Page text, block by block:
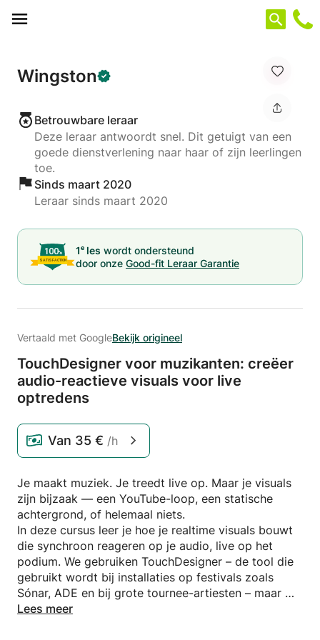
Wingston
Betrouwbare leraar
Deze leraar antwoordt snel. Dit getuigt van een
goede dienstverlening naar haar of zijn leerlingen
toe.
Sinds maart 2020
Leraar sinds maart 2020
1e les wordt ondersteund
door onze Good-fit Leraar Garantie
Vertaald met GoogleBekijk origineel
TouchDesigner voor muzikanten: creëer
audio-reactieve visuals voor live
optredens
Van 35 € /h
Je maakt muziek. Je treedt live op. Maar je visuals
zijn bijzaak — een YouTube-loop, een statische
achtergrond, of helemaal niets.
In deze cursus leer je hoe je realtime visuals bouwt
die synchroon reageren op je audio, live op het
podium. We gebruiken TouchDesigner – de tool die
gebruikt wordt bij installaties op festivals zoals
Sónar, ADE en bij grote tournee-artiesten – maar we
benaderen het volledig vanuit het perspectief van
Lees meer